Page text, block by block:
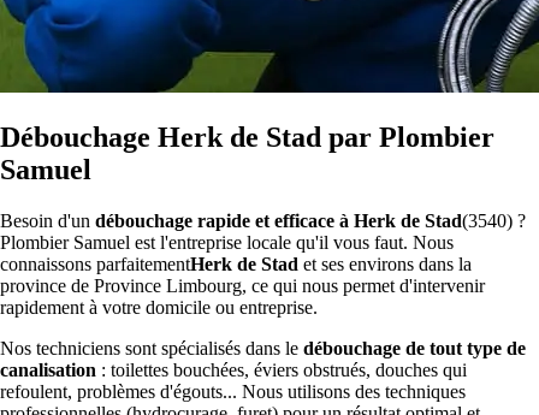
Débouchage Herk de Stad par Plombier
Samuel
Besoin d'un débouchage rapide et efficace à Herk de Stad(3540) ?
Plombier Samuel est l'entreprise locale qu'il vous faut. Nous
connaissons parfaitementHerk de Stad et ses environs dans la
province de Province Limbourg, ce qui nous permet d'intervenir
rapidement à votre domicile ou entreprise.
Nos techniciens sont spécialisés dans le débouchage de tout type de
canalisation : toilettes bouchées, éviers obstrués, douches qui
refoulent, problèmes d'égouts... Nous utilisons des techniques